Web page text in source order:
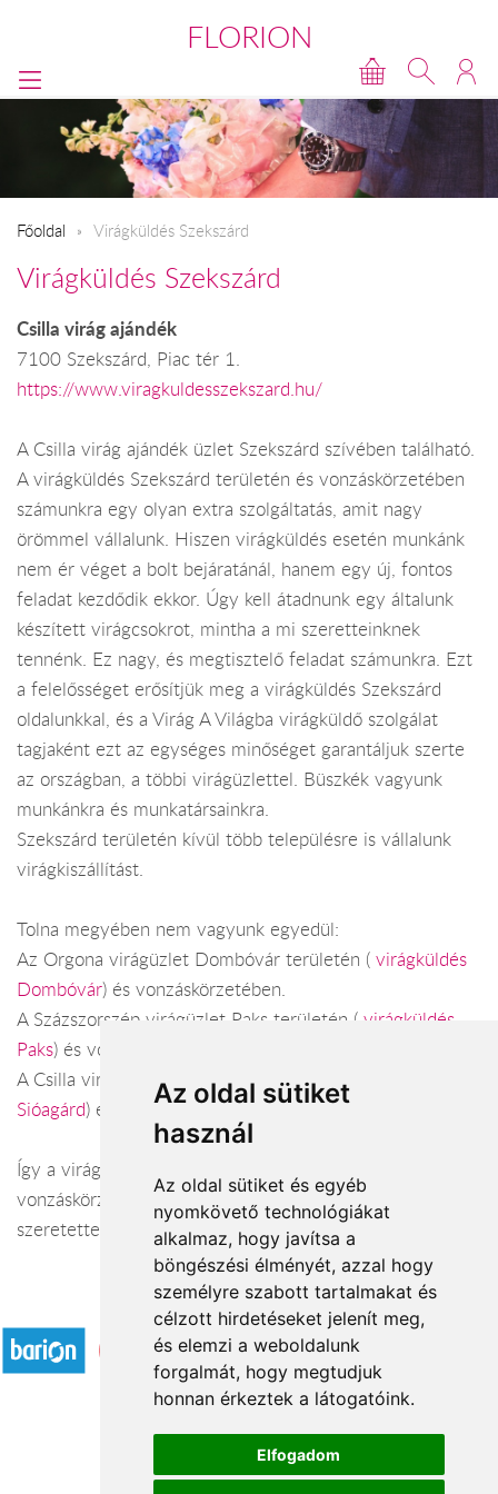
Az oldal sütiket
használ
Az oldal sütiket és egyéb
nyomkövető technológiákat
alkalmaz, hogy javítsa a
böngészési élményét, azzal hogy
személyre szabott tartalmakat és
célzott hirdetéseket jelenít meg,
és elemzi a weboldalunk
forgalmát, hogy megtudjuk
honnan érkeztek a látogatóink.
Elfogadom
FLORION
Főoldal Virágküldés Szekszárd
Virágküldés Szekszárd
Csilla virág ajándék
7100 Szekszárd, Piac tér 1.
https://www.viragkuldesszekszard.hu/
A Csilla virág ajándék üzlet Szekszárd szívében található.
A virágküldés Szekszárd területén és vonzáskörzetében
számunkra egy olyan extra szolgáltatás, amit nagy
örömmel vállalunk. Hiszen virágküldés esetén munkánk
nem ér véget a bolt bejáratánál, hanem egy új, fontos
feladat kezdődik ekkor. Úgy kell átadnunk egy általunk
készített virágcsokrot, mintha a mi szeretteinknek
tennénk. Ez nagy, és megtisztelő feladat számunkra. Ezt
a felelősséget erősítjük meg a virágküldés Szekszárd
oldalunkkal, és a Virág A Világba virágküldő szolgálat
tagjaként ezt az egységes minőséget garantáljuk szerte
az országban, a többi virágüzlettel. Büszkék vagyunk
munkánkra és munkatársainkra.
Szekszárd területén kívül több településre is vállalunk
virágkiszállítást.
Tolna megyében nem vagyunk egyedül:
Az Orgona virágüzlet Dombóvár területén ( virágküldés
Dombóvár) és vonzáskörzetében.
A Százszorszép virágüzlet Paks területén ( virágküldés
Paks) és vonzáskörzetében.
A Csilla virág ajándék Sióagárd területén (
Sióagárd) és vonzáskörzetében.
Így a virágküldés Tolna megye városaiban és azok
vonzáskörzetében is gond nélkül megoldható. Várjuk
szeretettel webáruházunkban!
Elfogadott fizetési módok
Á.SZ.F.